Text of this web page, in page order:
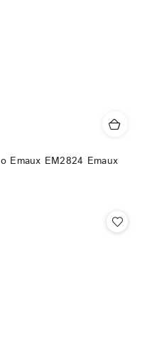
Emaux EM2824 Emaux